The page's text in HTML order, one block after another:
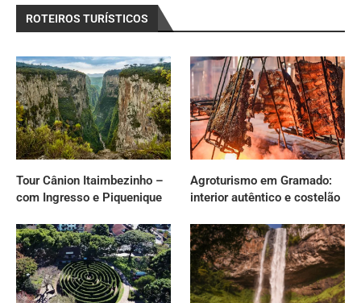
ROTEIROS TURÍSTICOS
Tour Cânion Itaimbezinho –
com Ingresso e Piquenique
Agroturismo em Gramado:
interior autêntico e costelão